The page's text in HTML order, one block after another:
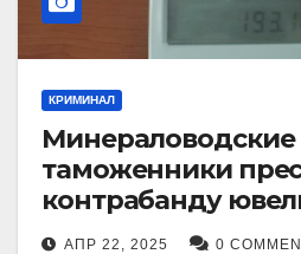
КРИМИНАЛ
Минераловодские
таможенники
контрабанду
изделий на 2 млн
АПР 22, 2025 0